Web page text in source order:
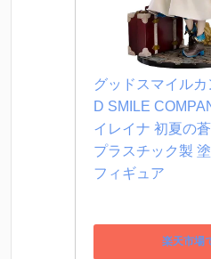
グッドスマイル
D SMILE
イレイナ 初夏の
プラスチック製
フィギュア
楽天市場